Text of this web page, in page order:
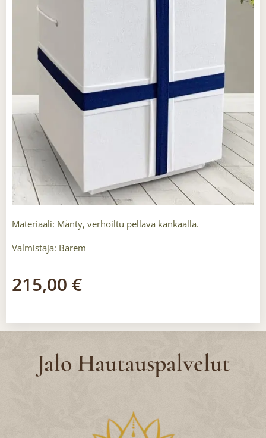
Materiaali: Mänty, verhoiltu pellava kankaalla.
Valmistaja: Barem
215,00 €
Jalo Hautauspalvelut